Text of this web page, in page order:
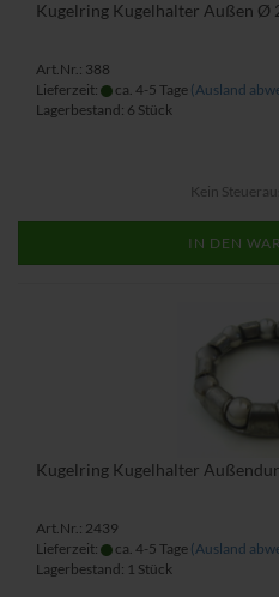
Kugelring Kugelhalter Außen Ø
Art.Nr.: 388
Lieferzeit:
ca. 4-5 Tage (Ausland
Lagerbestand: 6 Stück
Kein
IN DEN
Kugelring Kugelhalter
Art.Nr.: 2439
Lieferzeit:
ca. 4-5 Tage (Ausland
Lagerbestand: 1 Stück